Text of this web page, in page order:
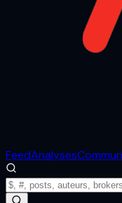
FeedAnalyses